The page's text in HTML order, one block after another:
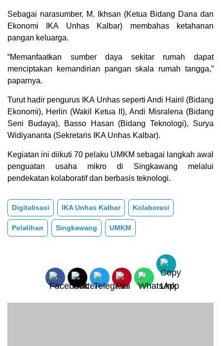
Sebagai narasumber, M. Ikhsan (Ketua Bidang Dana dan
Ekonomi IKA Unhas Kalbar) membahas ketahanan
pangan keluarga.
“Memanfaatkan sumber daya sekitar rumah dapat
menciptakan kemandirian pangan skala rumah tangga,”
paparnya.
Turut hadir pengurus IKA Unhas seperti Andi Hairil (Bidang
Ekonomi), Herlin (Wakil Ketua II), Andi Misralena (Bidang
Seni Budaya), Basso Hasan (Bidang Teknologi), Surya
Widiyananta (Sekretaris IKA Unhas Kalbar).
Kegiatan ini diikuti 70 pelaku UMKM sebagai langkah awal
penguatan usaha mikro di Singkawang melalui
pendekatan kolaboratif dan berbasis teknologi.
Digitalisasi IKA Unhas Kalbar Kolaborasi
Pelatihan Singkawang UMKM